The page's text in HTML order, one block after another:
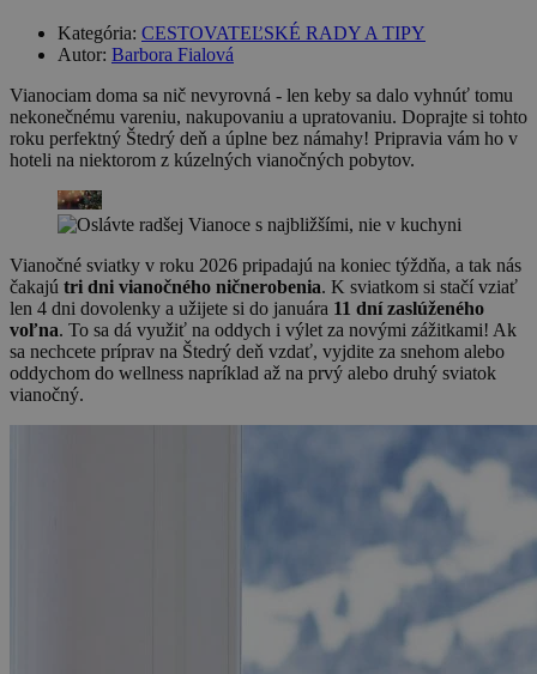
Kategória: CESTOVATEĽSKÉ RADY A TIPY
Autor: Barbora Fialová
Vianociam doma sa nič nevyrovná - len keby sa dalo vyhnúť tomu
nekonečnému vareniu, nakupovaniu a upratovaniu. Doprajte si tohto
roku perfektný Štedrý deň a úplne bez námahy! Pripravia vám ho v
hoteli na niektorom z kúzelných vianočných pobytov.
Vianočné sviatky v roku 2026 pripadajú na koniec týždňa, a tak nás
čakajú tri dni vianočného ničnerobenia. K sviatkom si stačí vziať
len 4 dni dovolenky a užijete si do januára 11 dní zaslúženého
voľna. To sa dá využiť na oddych i výlet za novými zážitkami! Ak
sa nechcete príprav na Štedrý deň vzdať, vyjdite za snehom alebo
oddychom do wellness napríklad až na prvý alebo druhý sviatok
vianočný.